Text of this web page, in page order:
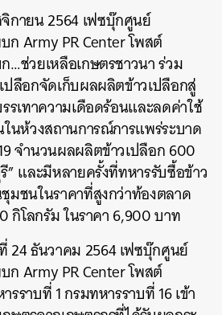
กายน 2564 เฟซบุ๊กศูนย์
Army PR Center โพสต์
ช่วยเหลือเกษตรชาวนา ร่วม
ปลือกจัดเก็บผลผลิตข้าวเปลือกสู่
รเทาความเดือดร้อนและลดค่าใช้
ในห้วงสถานการณ์การแพร่ระบาด
จำนวนผลผลิตข้าวเปลือก 600
” และมีหลายครั้งที่ทหารรับซื้อข้าว
มชนในราคาที่สูงกว่าท้องตลาด
กิโลกรัม ในราคา 6,900 บาท
24 ธันวาคม 2564 เฟซบุ๊กศูนย์
Army PR Center โพสต์
ราบที่ 1 กรมทหารราบที่ 16 เข้า